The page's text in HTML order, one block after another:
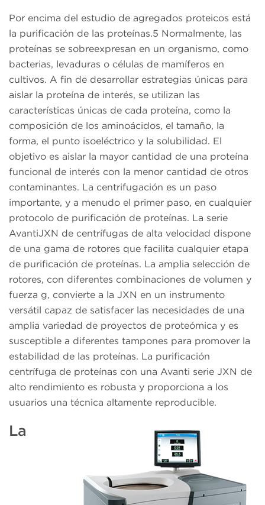
Por encima del estudio de agregados proteicos está
la purificación de las proteínas.5 Normalmente, las
proteínas se sobreexpresan en un organismo, como
bacterias, levaduras o células de mamíferos en
cultivos. A fin de desarrollar estrategias únicas para
aislar la proteína de interés, se utilizan las
características únicas de cada proteína, como la
composición de los aminoácidos, el tamaño, la
forma, el punto isoeléctrico y la solubilidad. El
objetivo es aislar la mayor cantidad de una proteína
funcional de interés con la menor cantidad de otros
contaminantes. La centrifugación es un paso
importante, y a menudo el primer paso, en cualquier
protocolo de purificación de proteínas. La serie
AvantiJXN de centrífugas de alta velocidad dispone
de una gama de rotores que facilita cualquier etapa
de purificación de proteínas. La amplia selección de
rotores, con diferentes combinaciones de volumen y
fuerza g, convierte a la JXN en un instrumento
versátil capaz de satisfacer las necesidades de una
amplia variedad de proyectos de proteómica y es
susceptible a diferentes tampones para promover la
estabilidad de las proteínas. La purificación
centrífuga de proteínas con una Avanti serie JXN de
alto rendimiento es robusta y proporciona a los
usuarios una técnica altamente reproducible.
La